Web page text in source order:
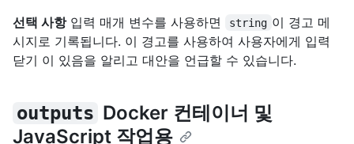
선택 사항입력 매개 변수를 사용하면 string 이 경고 메
시지로 기록됩니다. 이 경고를 사용하여 사용자에게 입력
닫기 이 있음을 알리고 대안을 언급할 수 있습니다.
outputs Docker 컨테이너 및
JavaScript 작업용